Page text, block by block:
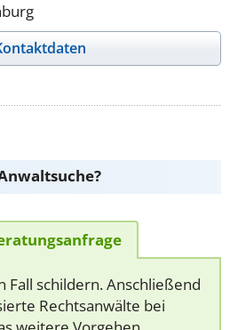
Fall schildern. Anschließend
Rechtsanwälte bei